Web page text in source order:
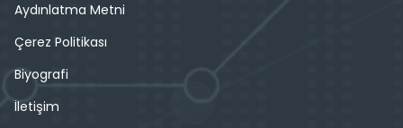
Aydınlatma Metni
Çerez Politikası
Biyografi
İletişim